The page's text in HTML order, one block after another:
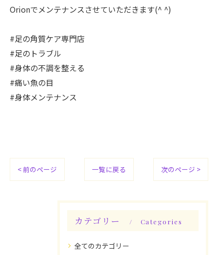
Orionでメンテナンスさせていただきます(^ ^)
#足の角質ケア専門店
#足のトラブル
#身体の不調を整える
#痛い魚の目
#身体メンテナンス
< 前のページ 一覧に戻る 次のページ >
カテゴリー Categories
全てのカテゴリー